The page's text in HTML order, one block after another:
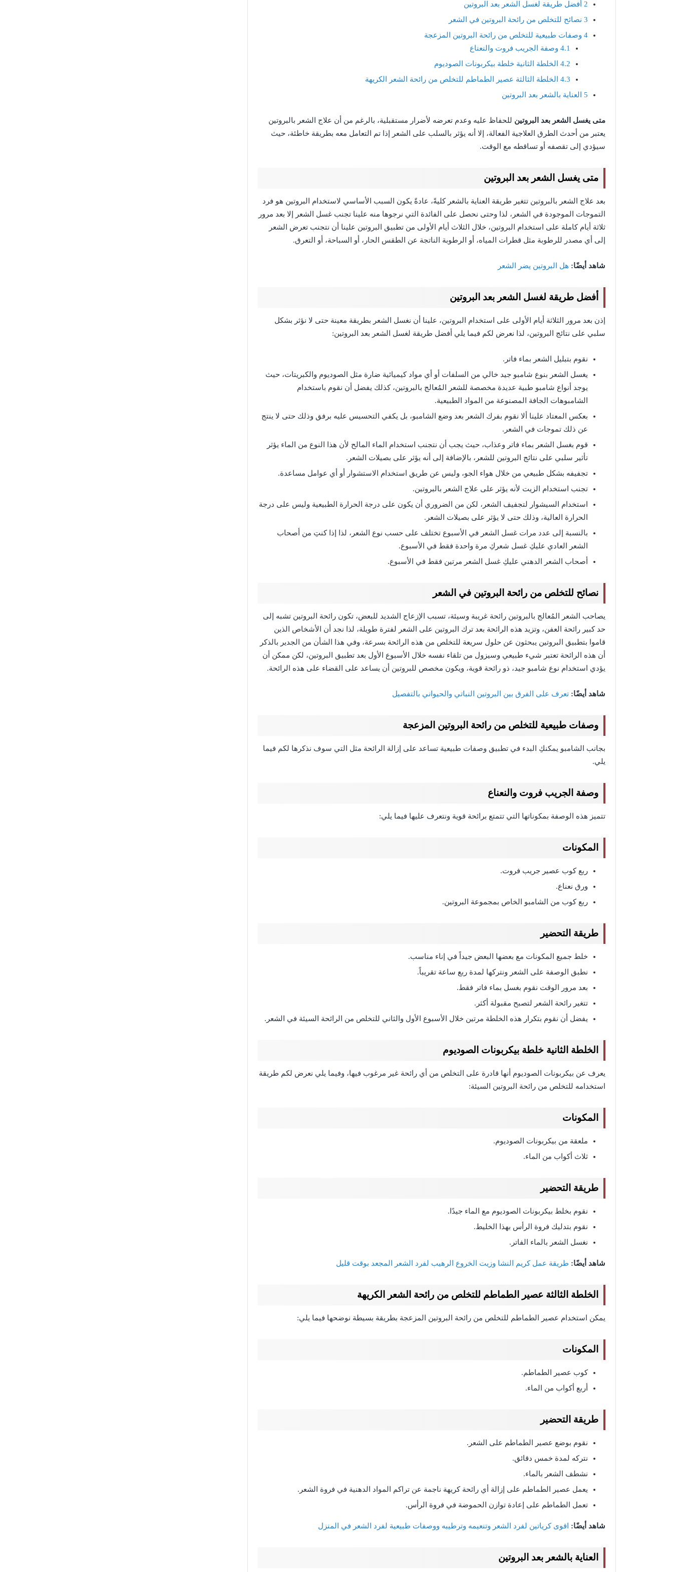
2 أفضل طريقة لغسل الشعر بعد البروتين
3 نصائح للتخلص من رائحة البروتين في الشعر
4 وصفات طبيعية للتخلص من رائحة البروتين المزعجة
4.1 وصفة الجريب فروت والنعناع
4.2 الخلطة الثانية خلطة بيكربونات الصوديوم
4.3 الخلطة الثالثة عصير الطماطم للتخلص من رائحة الشعر الكريهة
5 العناية بالشعر بعد البروتين
متى يغسل الشعر بعد البروتين للحفاظ عليه وعدم تعرضه لأضرار مستقبلية، بالرغم من أن علاج الشعر بالبروتين
يعتبر من أحدث الطرق العلاجية الفعالة، إلا أنه يؤثر بالسلب على الشعر إذا تم التعامل معه بطريقة خاطئة، حيث
سيؤدي إلى تقصفه أو تساقطه مع الوقت.
متى يغسل الشعر بعد البروتين
بعد علاج الشعر بالبروتين تتغير طريقة العناية بالشعر كليةً، عادةً يكون السبب الأساسي لاستخدام البروتين هو فرد
التموجات الموجودة في الشعر، لذا وحتى نحصل على الفائدة التي نرجوها منه علينا تجنب غسل الشعر إلا بعد مرور
ثلاثة أيام كاملة على استخدام البروتين، خلال الثلاث أيام الأولى من تطبيق البروتين علينا أن نتجنب تعرض الشعر
إلى أي مصدر للرطوبة مثل قطرات المياه، أو الرطوبة الناتجة عن الطقس الحار، أو السباحة، أو التعرق.
شاهد أيضًا: هل البروتين يضر الشعر
أفضل طريقة لغسل الشعر بعد البروتين
إذن بعد مرور الثلاثة أيام الأولى على استخدام البروتين، علينا أن نغسل الشعر بطريقة معينة حتى لا نؤثر بشكل
سلبي على نتائج البروتين، لذا نعرض لكم فيما يلي أفضل طريقة لغسل الشعر بعد البروتين:
نقوم بتبليل الشعر بماء فاتر.
يغسل الشعر بنوع شامبو جيد خالي من السلفات أو أي مواد كيميائية ضارة مثل الصوديوم والكبريتات، حيث
يوجد أنواع شامبو طبية عديدة مخصصة للشعر المُعالج بالبروتين، كذلك يفضل أن نقوم باستخدام
الشامبوهات الجافة المصنوعة من المواد الطبيعية.
بعكس المعتاد علينا ألا نقوم بفرك الشعر بعد وضع الشامبو، بل يكفي التحسيس عليه برفق وذلك حتى لا ينتج
عن ذلك تموجات في الشعر.
قوم بغسل الشعر بماء فاتر وعذاب، حيث يجب أن نتجنب استخدام الماء المالح لأن هذا النوع من الماء يؤثر
تأثير سلبي على نتائج البروتين للشعر، بالإضافة إلى أنه يؤثر على بصيلات الشعر.
تجفيفه بشكل طبيعي من خلال هواء الجو، وليس عن طريق استخدام الاستشوار أو أي عوامل مساعدة.
تجنب استخدام الزيت لأنه يؤثر على علاج الشعر بالبروتين.
استخدام السيشوار لتجفيف الشعر، لكن من الضروري أن يكون على درجة الحرارة الطبيعية وليس على درجة
الحرارة العالية، وذلك حتى لا يؤثر على بصيلات الشعر.
بالنسبة إلى عدد مرات غسل الشعر في الأسبوع تختلف على حسب نوع الشعر، لذا إذا كنتِ من أصحاب
الشعر العادي عليكِ غسل شعركِ مرة واحدة فقط في الأسبوع.
أصحاب الشعر الدهني عليكِ غسل الشعر مرتين فقط في الأسبوع.
نصائح للتخلص من رائحة البروتين في الشعر
يصاحب الشعر المُعالج بالبروتين رائحة غريبة وسيئة، تسبب الإزعاج الشديد للبعض، تكون رائحة البروتين تشبه إلى
حد كبير رائحة العفن، وتزيد هذه الرائحة بعد ترك البروتين على الشعر لفترة طويلة، لذا نجد أن الأشخاص الذين
قاموا بتطبيق البروتين يبحثون عن حلول سريعة للتخلص من هذه الرائحة بسرعة، وفي هذا الشأن من الجدير بالذكر
أن هذه الرائحة تعتبر شيء طبيعي وسيزول من تلقاء نفسه خلال الأسبوع الأول بعد تطبيق البروتين، لكن ممكن أن
يؤدي استخدام نوع شامبو جيد، ذو رائحة قوية، ويكون مخصص للبروتين أن يساعد على القضاء على هذه الرائحة.
شاهد أيضًا: تعرف على الفرق بين البروتين النباتي والحيواني بالتفصيل
وصفات طبيعية للتخلص من رائحة البروتين المزعجة
بجانب الشامبو يمكنكِ البدء في تطبيق وصفات طبيعية تساعد على إزالة الرائحة مثل التي سوف نذكرها لكم فيما
يلي.
وصفة الجريب فروت والنعناع
تتميز هذه الوصفة بمكوناتها التي تتمتع برائحة قوية ونتعرف عليها فيما يلي:
المكونات
ربع كوب عصير جريب فروت.
ورق نعناع.
ربع كوب من الشامبو الخاص بمجموعة البروتين.
طريقة التحضير
خلط جميع المكونات مع بعضها البعض جيداً في إناء مناسب.
نطبق الوصفة على الشعر ونتركها لمدة ربع ساعة تقريباً.
بعد مرور الوقت نقوم بغسل بماء فاتر فقط.
تتغير رائحة الشعر لتصبح مقبولة أكثر.
يفضل أن نقوم بتكرار هذه الخلطة مرتين خلال الأسبوع الأول والثاني للتخلص من الرائحة السيئة في الشعر.
الخلطة الثانية خلطة بيكربونات الصوديوم
يعرف عن بيكربونات الصوديوم أنها قادرة على التخلص من أي رائحة غير مرغوب فيها، وفيما يلي نعرض لكم طريقة
استخدامه للتخلص من رائحة البروتين السيئة:
المكونات
ملعقة من بيكربونات الصوديوم.
ثلاث أكواب من الماء.
طريقة التحضير
نقوم بخلط بيكربونات الصوديوم مع الماء جيدًا.
نقوم بتدليك فروة الرأس بهذا الخليط.
نغسل الشعر بالماء الفاتر.
شاهد أيضًا: طريقة عمل كريم النشا وزيت الخروع الرهيب لفرد الشعر المجعد بوقت قليل
الخلطة الثالثة عصير الطماطم للتخلص من رائحة الشعر الكريهة
يمكن استخدام عصير الطماطم للتخلص من رائحة البروتين المزعجة بطريقة بسيطة نوضحها فيما يلي:
المكونات
كوب عصير الطماطم.
أربع أكواب من الماء.
طريقة التحضير
نقوم بوضع عصير الطماطم على الشعر.
نتركه لمدة خمس دقائق.
نشطف الشعر بالماء.
يعمل عصير الطماطم على إزالة أي رائحة كريهة ناجمة عن تراكم المواد الدهنية في فروة الشعر.
تعمل الطماطم على إعادة توازن الحموضة في فروة الرأس.
شاهد أيضًا: اقوى كرياتين لفرد الشعر وتنعيمه وترطيبه ووصفات طبيعية لفرد الشعر في المنزل
العناية بالشعر بعد البروتين